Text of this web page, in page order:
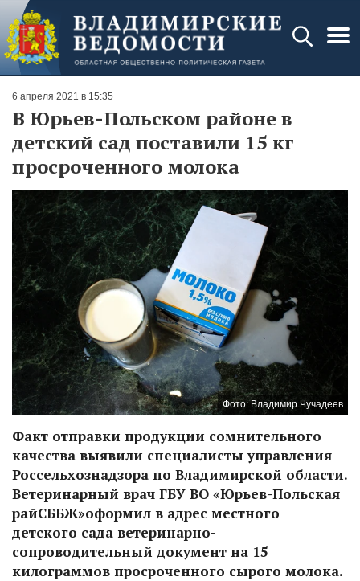
6 апреля 2021 в 15:35
В Юрьев-Польском районе в
детский сад поставили 15 кг
просроченного молока
Фото: Владимир Чучадеев
Факт отправки продукции сомнительного
качества выявили специалисты управления
Россельхознадзора по Владимирской области.
Ветеринарный врач ГБУ ВО «Юрьев-Польская
райСББЖ»оформил в адрес местного
детского сада ветеринарно-
сопроводительный документ на 15
килограммов просроченного сырого молока.